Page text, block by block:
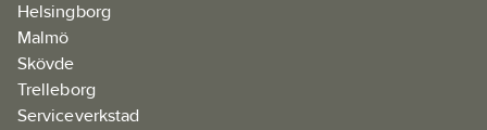
Helsingborg
Malmö
Skövde
Trelleborg
Serviceverkstad